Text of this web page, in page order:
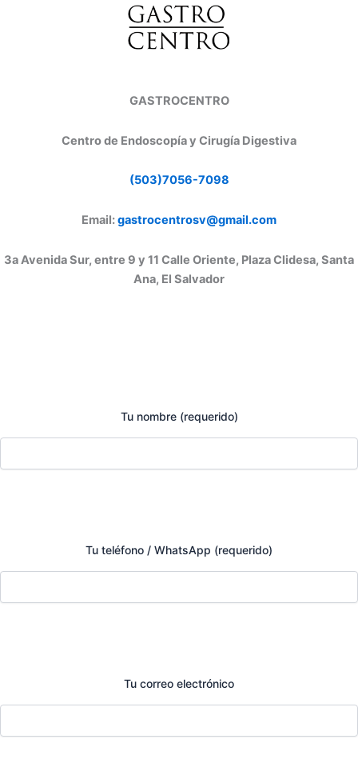
GASTROCENTRO
Centro de Endoscopía y Cirugía Digestiva
(503)7056-7098
Email:gastrocentrosv@gmail.com
3a Avenida Sur, entre 9 y 11 Calle Oriente, Plaza Clidesa, Santa
Ana, El Salvador
Tu nombre (requerido)
Tu teléfono / WhatsApp (requerido)
Tu correo electrónico